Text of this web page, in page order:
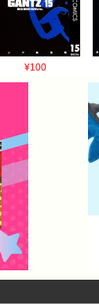
¥100